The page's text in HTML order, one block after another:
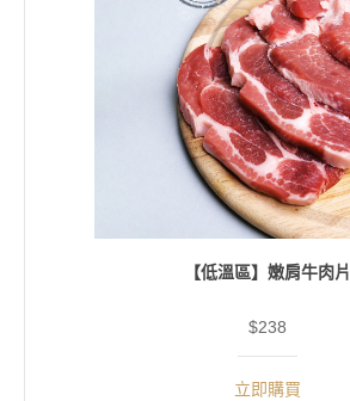
【低溫區】嫩肩牛肉片
$238
立即購買